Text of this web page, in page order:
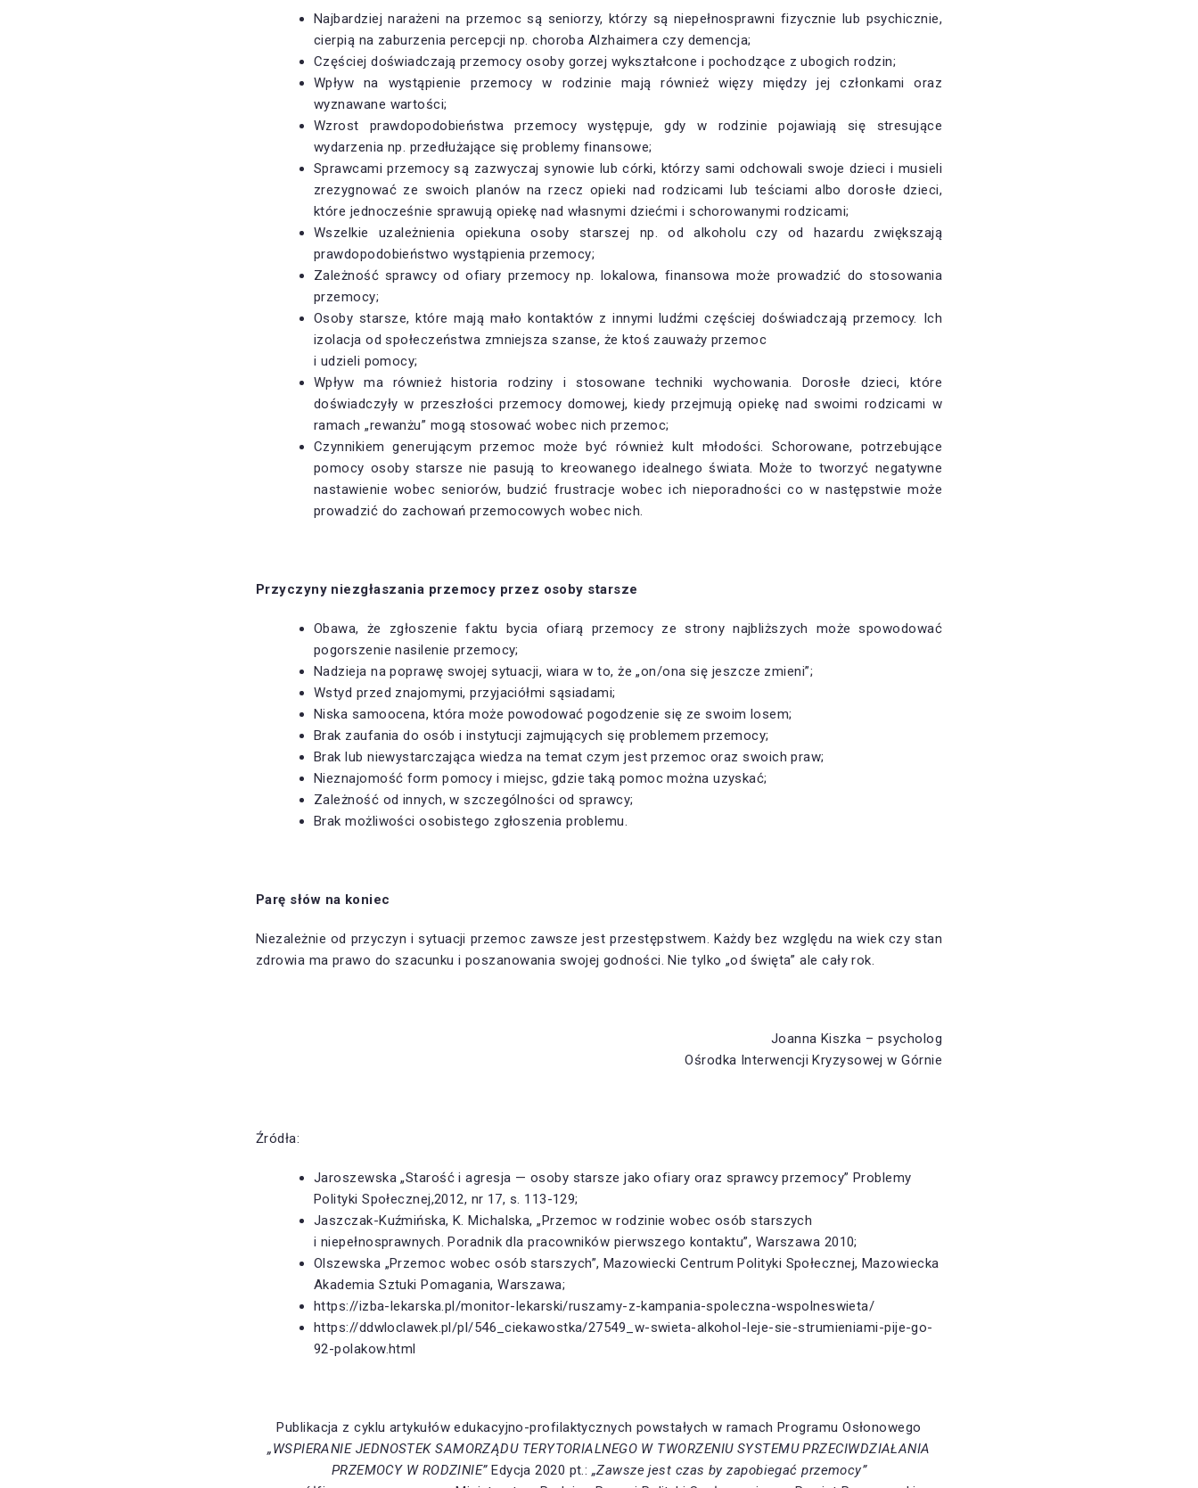
Najbardziej narażeni na przemoc są seniorzy, którzy są niepełnosprawni fizycznie lub psychicznie,
cierpią na zaburzenia percepcji np. choroba Alzhaimera czy demencja;
Częściej doświadczają przemocy osoby gorzej wykształcone i pochodzące z ubogich rodzin;
Wpływ na wystąpienie przemocy w rodzinie mają również więzy między jej członkami oraz
wyznawane wartości;
Wzrost prawdopodobieństwa przemocy występuje, gdy w rodzinie pojawiają się stresujące
wydarzenia np. przedłużające się problemy finansowe;
Sprawcami przemocy są zazwyczaj synowie lub córki, którzy sami odchowali swoje dzieci i musieli
zrezygnować ze swoich planów na rzecz opieki nad rodzicami lub teściami albo dorosłe dzieci,
które jednocześnie sprawują opiekę nad własnymi dziećmi i schorowanymi rodzicami;
Wszelkie uzależnienia opiekuna osoby starszej np. od alkoholu czy od hazardu zwiększają
prawdopodobieństwo wystąpienia przemocy;
Zależność sprawcy od ofiary przemocy np. lokalowa, finansowa może prowadzić do stosowania
przemocy;
Osoby starsze, które mają mało kontaktów z innymi ludźmi częściej doświadczają przemocy. Ich
izolacja od społeczeństwa zmniejsza szanse, że ktoś zauważy przemoc
i udzieli pomocy;
Wpływ ma również historia rodziny i stosowane techniki wychowania. Dorosłe dzieci, które
doświadczyły w przeszłości przemocy domowej, kiedy przejmują opiekę nad swoimi rodzicami w
ramach „rewanżu” mogą stosować wobec nich przemoc;
Czynnikiem generującym przemoc może być również kult młodości. Schorowane, potrzebujące
pomocy osoby starsze nie pasują to kreowanego idealnego świata. Może to tworzyć negatywne
nastawienie wobec seniorów, budzić frustracje wobec ich nieporadności co w następstwie może
prowadzić do zachowań przemocowych wobec nich.
Przyczyny niezgłaszania przemocy przez osoby starsze
Obawa, że zgłoszenie faktu bycia ofiarą przemocy ze strony najbliższych może spowodować
pogorszenie nasilenie przemocy;
Nadzieja na poprawę swojej sytuacji, wiara w to, że „on/ona się jeszcze zmieni”;
Wstyd przed znajomymi, przyjaciółmi sąsiadami;
Niska samoocena, która może powodować pogodzenie się ze swoim losem;
Brak zaufania do osób i instytucji zajmujących się problemem przemocy;
Brak lub niewystarczająca wiedza na temat czym jest przemoc oraz swoich praw;
Nieznajomość form pomocy i miejsc, gdzie taką pomoc można uzyskać;
Zależność od innych, w szczególności od sprawcy;
Brak możliwości osobistego zgłoszenia problemu.
Parę słów na koniec
Niezależnie od przyczyn i sytuacji przemoc zawsze jest przestępstwem. Każdy bez względu na wiek czy stan
zdrowia ma prawo do szacunku i poszanowania swojej godności. Nie tylko „od święta” ale cały rok.
Joanna Kiszka – psycholog
Ośrodka Interwencji Kryzysowej w Górnie
Źródła:
Jaroszewska „Starość i agresja — osoby starsze jako ofiary oraz sprawcy przemocy” Problemy
Polityki Społecznej,2012, nr 17, s. 113-129;
Jaszczak-Kuźmińska, K. Michalska, „Przemoc w rodzinie wobec osób starszych
i niepełnosprawnych. Poradnik dla pracowników pierwszego kontaktu”, Warszawa 2010;
Olszewska „Przemoc wobec osób starszych”, Mazowiecki Centrum Polityki Społecznej, Mazowiecka
Akademia Sztuki Pomagania, Warszawa;
https://izba-lekarska.pl/monitor-lekarski/ruszamy-z-kampania-spoleczna-wspolneswieta/
https://ddwloclawek.pl/pl/546_ciekawostka/27549_w-swieta-alkohol-leje-sie-strumieniami-pije-go-
92-polakow.html
Publikacja z cyklu artykułów edukacyjno-profilaktycznych powstałych w ramach Programu Osłonowego
„WSPIERANIE JEDNOSTEK SAMORZĄDU TERYTORIALNEGO W TWORZENIU SYSTEMU PRZECIWDZIAŁANIA
PRZEMOCY W RODZINIE” Edycja 2020 pt.: „Zawsze jest czas by zapobiegać przemocy”